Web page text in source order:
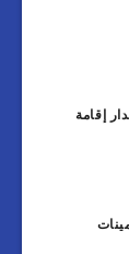
إقامة